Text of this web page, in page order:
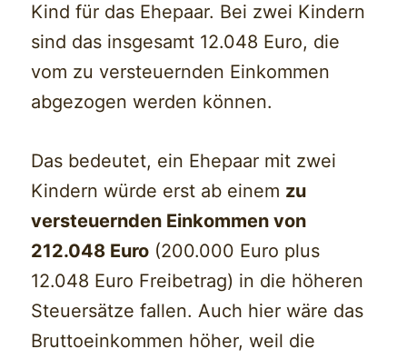
Kind für das Ehepaar. Bei zwei Kindern
sind das insgesamt 12.048 Euro, die
vom zu versteuernden Einkommen
abgezogen werden können.
Das bedeutet, ein Ehepaar mit zwei
Kindern würde erst ab einem zu
versteuernden Einkommen von
212.048 Euro (200.000 Euro plus
12.048 Euro Freibetrag) in die höheren
Steuersätze fallen. Auch hier wäre das
Bruttoeinkommen höher, weil die